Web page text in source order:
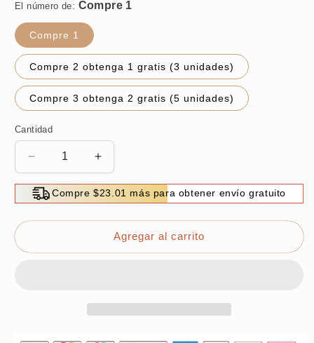
El número de:
Compre 1
Compre 2 obtenga 1 gratis (3 unidades)
Compre 3 obtenga 2 gratis (5 unidades)
Cantidad
Reducir
cantidad
para
Crema
limpiadora
multifuncional
Aumentar
cantidad
para
Crema
limpiadora
eficaz
multifuncional
Compre $23.01 más para obtener envío gratuito
Agregar al carrito